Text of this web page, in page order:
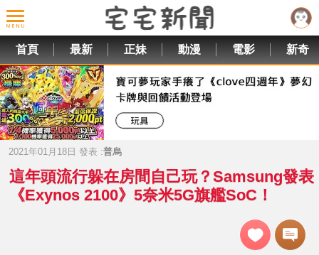
首頁 最新 正妹 動漫 電影 新奇
2021年01月18日 發表 :普烏
這年頭流行躲在房間自己玩？Samsung發表
《Exynos 2100》5奈米5G旗艦SoC！